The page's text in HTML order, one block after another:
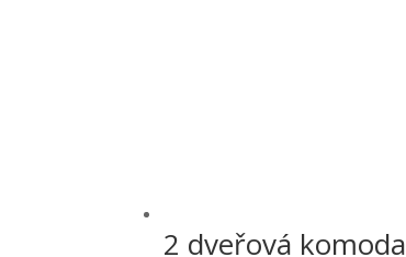
2 dveřová komoda